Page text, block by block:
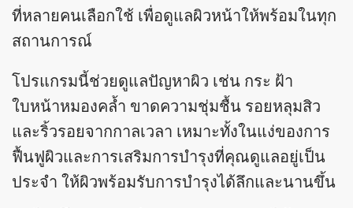
ที่หลายคนเลือกใช้ เพื่อดูแลผิวหน้าให้พร้อมในทุก
สถานการณ์
โปรแกรมนี้ช่วยดูแลปัญหาผิว เช่น กระ ฝ้า
ใบหน้าหมองคล้ำ ขาดความชุ่มชื้น รอยหลุมสิว
และริ้วรอยจากกาลเวลา เหมาะทั้งในแง่ของการ
ฟื้นฟูผิวและการเสริมการบำรุงที่คุณดูแลอยู่เป็น
ประจำ ให้ผิวพร้อมรับการบำรุงได้ลึกและนานขึ้น